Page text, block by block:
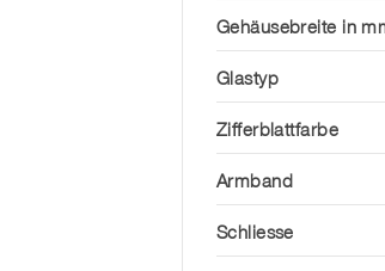
Gehäusebreite in
Glastyp
Zifferblattfarbe
Armband
Schliesse